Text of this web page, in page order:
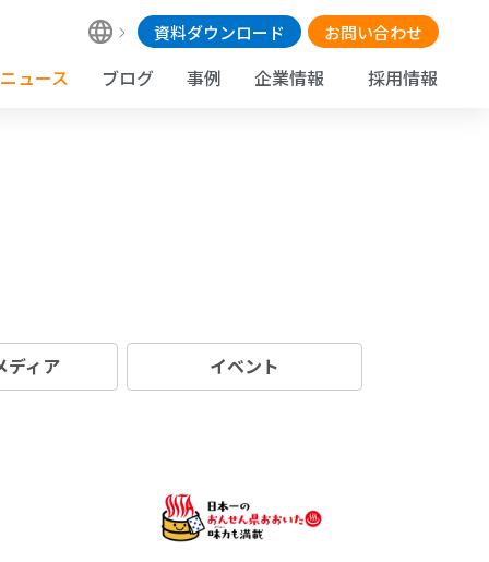
資料ダウンロード お問い合わせ
ニュース ブログ 事例 企業情報 採用情報
ディア イベント